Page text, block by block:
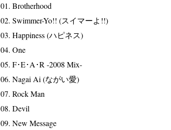
01. Brotherhood
02. Swimmer-Yo!! (スイマーよ!!)
03. Happiness (ハピネス)
04. One
05. F･E･A･R -2008 Mix-
06. Nagai Ai (ながい愛)
07. Rock Man
08. Devil
09. New Message